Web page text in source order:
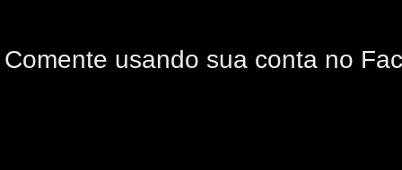
Comente usando sua conta no